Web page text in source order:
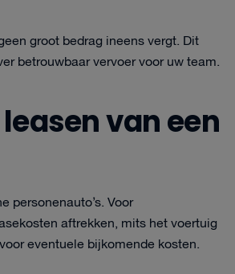
groot bedrag ineens vergt. Dit
betrouwbaar vervoer voor uw team.
van een
personenauto’s. Voor
aftrekken, mits het voertuig
eventuele bijkomende kosten.